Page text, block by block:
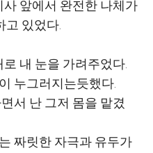
앞에서 완전한 나체가
고 있었다.
내 눈을 가려주었다.
누그러지는듯했다.
서 난 그저 몸을 맡겼
짜릿한 자극과 유두가